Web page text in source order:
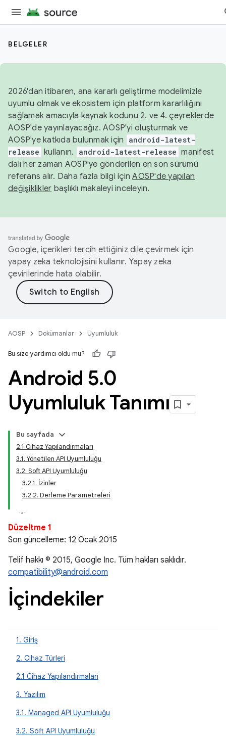
BELGELER
2026'dan itibaren, ana kararlı geliştirme modelimizle
uyumlu olmak ve ekosistem için platform kararlılığını
sağlamak amacıyla kaynak kodunu 2. ve 4. çeyreklerde
AOSP'de yayınlayacağız. AOSP'yi oluşturmak ve
AOSP'ye katkıda bulunmak için
android-latest-
release kullanın. android-latest-release manifest
dalı her zaman AOSP'ye gönderilen en son sürümü
referans alır. Daha fazla bilgi içinAOSP'de yapılan
değişiklikler başlıklı makaleyi inceleyin.
Google, içerikleri tercih ettiğiniz dile çevirmek için
yapay zeka teknolojisini kullanır. Yapay zeka
çevirilerinde hata olabilir.
AOSP Dokümanlar Uyumluluk
Bu size yardımcı oldu mu?
Android 5.0
Uyumluluk Tanımı
Bu sayfada
2.1 Cihaz Yapılandırmaları
3.1. Yönetilen API Uyumluluğu
3.2. Soft API Uyumluluğu
3.2.1. İzinler
3.2.2. Derleme Parametreleri
Düzeltme 1
Son güncelleme: 12 Ocak 2015
Telif hakkı © 2015, Google Inc. Tüm hakları saklıdır.
compatibility@android.com
İçindekiler
1. Giriş
2. Cihaz Türleri
2.1 Cihaz Yapılandırmaları
3. Yazılım
3.1. Managed API Uyumluluğu
3.2. Soft API Uyumluluğu